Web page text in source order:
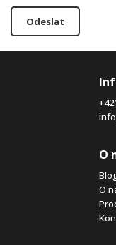
Odeslat
O
O